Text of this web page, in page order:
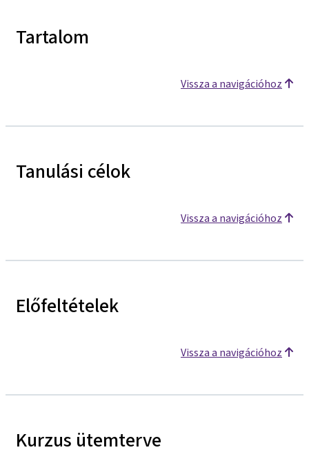
Tartalom
Vissza a navigációhoz
Tanulási célok
Vissza a navigációhoz
Előfeltételek
Vissza a navigációhoz
Kurzus ütemterve